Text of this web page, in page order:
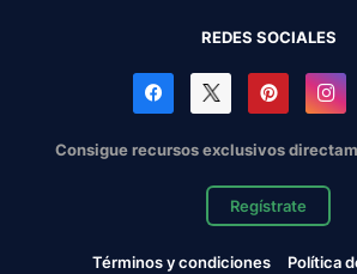
REDES SOCIALES
Consigue recursos exclusivos
Regístrate
Términos y condiciones
Política